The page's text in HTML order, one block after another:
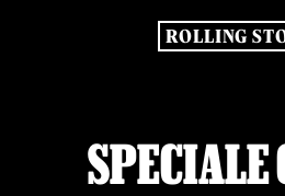
ROLLING
SPECIALE